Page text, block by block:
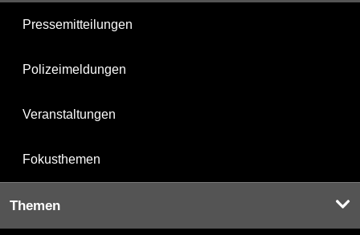
Pressemitteilungen
Polizeimeldungen
Veranstaltungen
Fokusthemen
Themen